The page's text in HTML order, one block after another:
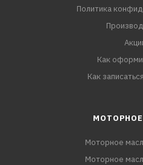
Политика
Как
Как
Моторное
Моторное